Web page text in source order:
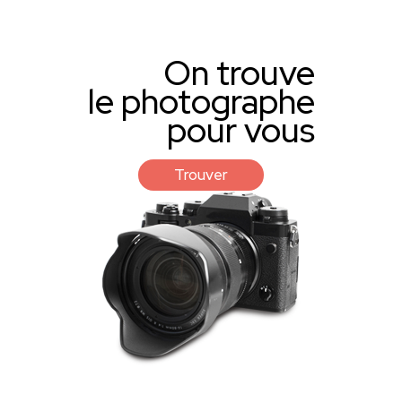
On trouve
le photographe
pour vous
Trouver